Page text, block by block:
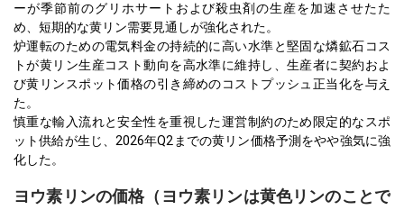
ーが季節前のグリホサートおよび殺虫剤の生産を加速させたた
め、短期的な黄リン需要見通しが強化された。
炉運転のための電気料金の持続的に高い水準と堅固な燐鉱石コス
トが黄リン生産コスト動向を高水準に維持し、生産者に契約およ
び黄リンスポット価格の引き締めのコストプッシュ正当化を与え
た。
慎重な輸入流れと安全性を重視した運営制約のため限定的なスポ
ット供給が生じ、2026年Q2までの黄リン価格予測をやや強気に強
化した。
ヨウ素リンの価格（ヨウ素リンは黄色リンのことで